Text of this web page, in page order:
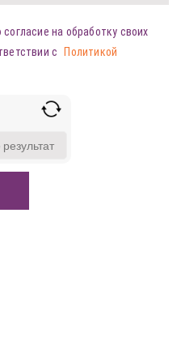
на обработку своих
с
Политикой